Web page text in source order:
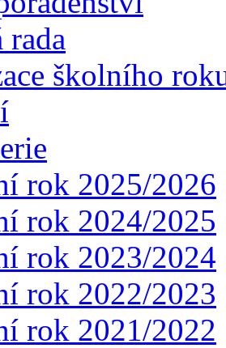
rada
školního
rok 2025/2026
rok 2024/2025
rok 2023/2024
rok 2022/2023
rok 2021/2022